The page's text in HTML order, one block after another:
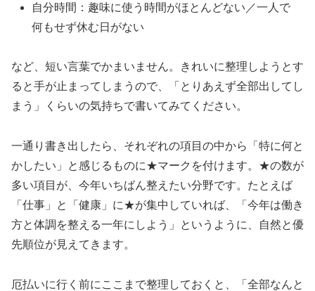
自分時間：趣味に使う時間がほとんどない／一人で
何もせず休む日がない
など、短い言葉でかまいません。きれいに整理しようとす
ると手が止まってしまうので、「とりあえず全部出してし
まう」くらいの気持ちで書いてみてください。
一通り書き出したら、それぞれの項目の中から「特に何と
かしたい」と感じるものに★マークを付けます。★の数が
多い項目が、今年いちばん整えたい分野です。たとえば
「仕事」と「健康」に★が集中していれば、「今年は働き
方と体調を整える一年にしよう」というように、自然と優
先順位が見えてきます。
厄払いに行く前にここまで整理しておくと、「全部なんと